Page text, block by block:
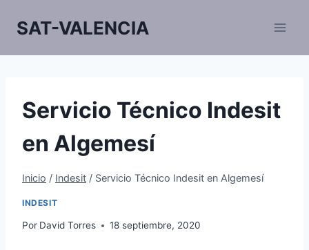
SAT-VALENCIA
Servicio Técnico Indesit
en Algemesí
Inicio / Indesit / Servicio Técnico Indesit en Algemesí
INDESIT
Por David Torres 18 septiembre, 2020